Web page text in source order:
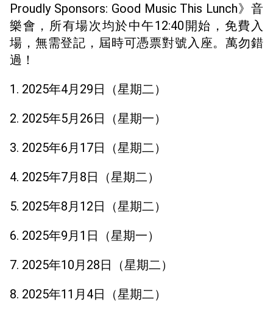
Proudly Sponsors: Good Music This Lunch》音
樂會，所有場次均於中午12:40開始，免費入
場，無需登記，屆時可憑票對號入座。萬勿錯
過！
1. 2025年4月29日（星期二）
2. 2025年5月26日（星期一）
3. 2025年6月17日（星期二）
4. 2025年7月8日（星期二）
5. 2025年8月12日（星期二）
6. 2025年9月1日（星期一）
7. 2025年10月28日（星期二）
8. 2025年11月4日（星期二）